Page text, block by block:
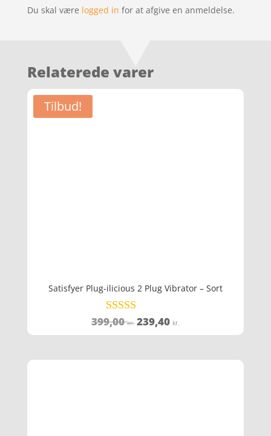
Du skal være logged in for at afgive en anmeldelse.
Relaterede varer
Tilbud!
Satisfyer Plug-ilicious 2 Plug Vibrator – Sort
Vurderet
4.6
399,00kr. Den
oprindelige
239,40 kr.
aktuelle